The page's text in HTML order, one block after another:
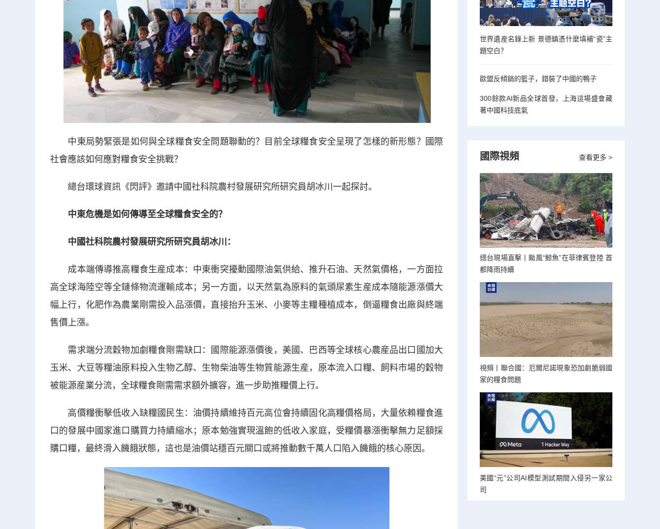
中東局勢緊張是如何與全球糧食安全問題聯動的？目前全球糧食安全呈現了怎樣的新形態？國際
社會應該如何應對糧食安全挑戰？
總台環球資訊《閃評》邀請中國社科院農村發展研究所研究員胡冰川一起探討。
中東危機是如何傳導至全球糧食安全的？
中國社科院農村發展研究所研究員胡冰川：
成本端傳導推高糧食生産成本：中東衝突擾動國際油氣供給、推升石油、天然氣價格，一方面拉
高全球海陸空等全鏈條物流運輸成本；另一方面，以天然氣為原料的氣頭尿素生産成本隨能源漲價大
幅上行，化肥作為農業剛需投入品漲價，直接抬升玉米、小麥等主糧種植成本，倒逼糧食出廠與終端
售價上漲。
需求端分流穀物加劇糧食剛需缺口：國際能源漲價後，美國、巴西等全球核心農産品出口國加大
玉米、大豆等糧油原料投入生物乙醇、生物柴油等生物質能源生産，原本流入口糧、飼料市場的穀物
被能源産業分流，全球糧食剛需需求額外擴容，進一步助推糧價上行。
高價糧衝擊低收入缺糧國民生：油價持續維持百元高位會持續固化高糧價格局，大量依賴糧食進
口的發展中國家進口購買力持續縮水；原本勉強實現溫飽的低收入家庭，受糧價暴漲衝擊無力足額採
購口糧，最終滑入饑餓狀態，這也是油價站穩百元關口或將推動數千萬人口陷入饑餓的核心原因。
世界遺産名錄上新 景德鎮憑什麼填補“瓷”主
題空白？
歐盟反傾銷的籃子，錯裝了中國的鴨子
300餘款AI新品全球首發，上海這場盛會藏
著中國科技底氣
查看更多 >
國際視頻
總台現場直擊丨颱風“鯨魚”在菲律賓登陸 首
都降雨持續
視頻丨聯合國：厄爾尼諾現象恐加劇脆弱國
家的糧食問題
美國“元”公司AI模型測試期間入侵另一家公
司